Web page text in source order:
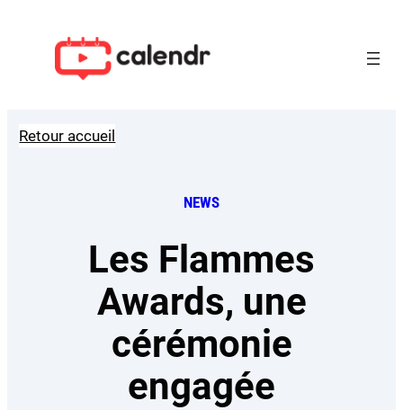
contenu
Retour accueil
NEWS
Les Flammes
Awards, une
cérémonie
engagée